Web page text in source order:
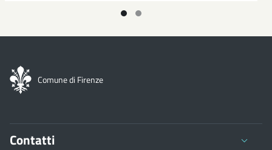
Comune di Firenze
Contatti